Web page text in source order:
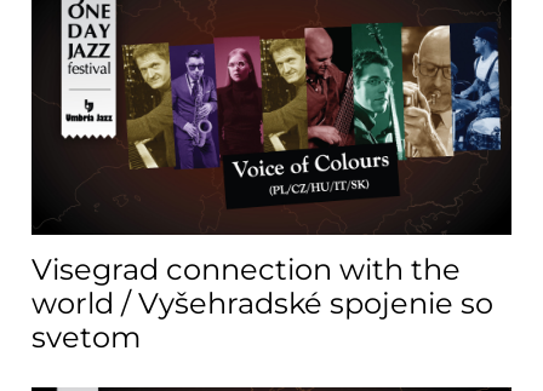
Visegrad connection with the
world / Vyšehradské spojenie so
svetom